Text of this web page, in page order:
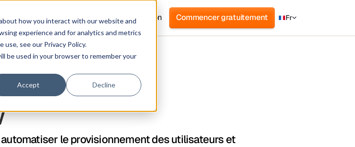
how you interact with our website and
experience and for analytics and metrics
see our Privacy Policy.
be used in your browser to remember your
Accept Decline
Ressources Entreprise Connexion Commencer gratuitement Fr
le provisionnement des utilisateurs et